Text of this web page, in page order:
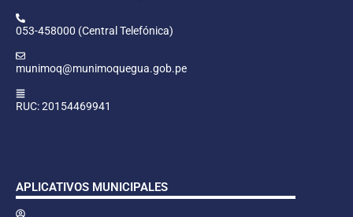
053-458000 (Central Telefónica)
munimoq@munimoquegua.gob.pe
RUC: 20154469941
APLICATIVOS MUNICIPALES